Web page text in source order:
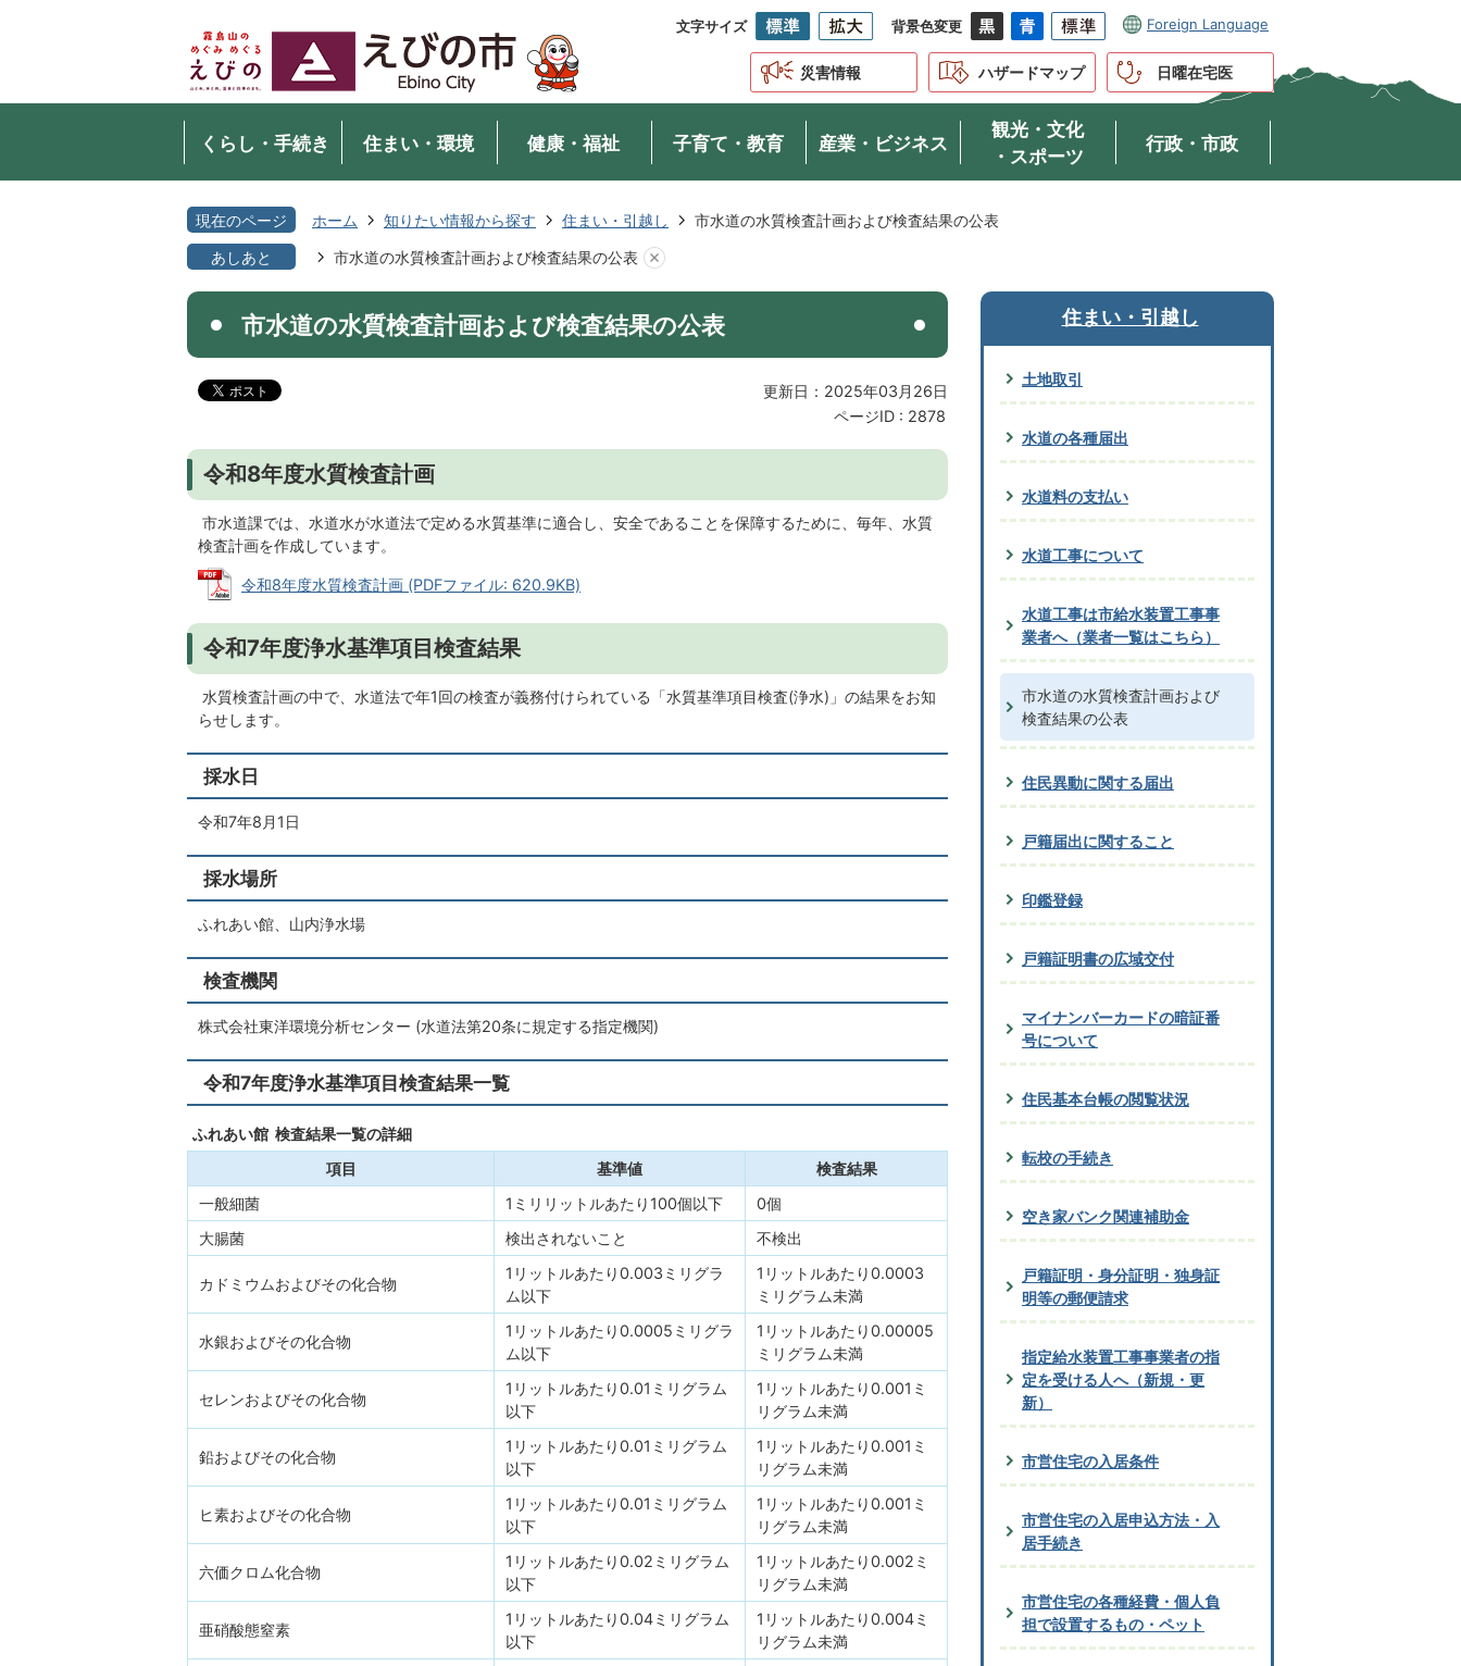
文字サイズ 背景色変更 Foreign Language
災害情報 ハザードマップ 日曜在宅医
くらし・手続き 住まい・環境 健康・福祉 子育て・教育 産業・ビジネス
観光・文化
・スポーツ
行政・市政
現在のページ ホーム 知りたい情報から探す 住まい・引越し
市水道の水質検査計画および検査結果の公表
あしあと
市水道の水質検査計画および検査結果の公表
市水道の水質検査計画および検査結果の公表
更新日：2025年03月26日
ページID : 2878
令和8年度水質検査計画
市水道課では、水道水が水道法で定める水質基準に適合し、安全であることを保障するために、毎年、水質
検査計画を作成しています。
令和8年度水質検査計画 (PDFファイル: 620.9KB)
令和7年度浄水基準項目検査結果
水質検査計画の中で、水道法で年1回の検査が義務付けられている「水質基準項目検査(浄水)」の結果をお知
らせします。
採水日
令和7年8月1日
採水場所
ふれあい館、山内浄水場
検査機関
株式会社東洋環境分析センター (水道法第20条に規定する指定機関)
令和7年度浄水基準項目検査結果一覧
ふれあい館 検査結果一覧の詳細
項目
基準値
検査結果
一般細菌
1ミリリットルあたり100個以下
0個
大腸菌
検出されないこと 不検出
カドミウムおよびその化合物
1リットルあたり0.003ミリグラ
ム以下
1リットルあたり0.0003
ミリグラム未満
水銀およびその化合物
1リットルあたり0.0005ミリグラ
ム以下
1リットルあたり0.00005
ミリグラム未満
セレンおよびその化合物
1リットルあたり0.01ミリグラム
以下
1リットルあたり0.001ミ
リグラム未満
鉛およびその化合物
1リットルあたり0.01ミリグラム
以下
1リットルあたり0.001ミ
リグラム未満
ヒ素およびその化合物
1リットルあたり0.01ミリグラム
以下
1リットルあたり0.001ミ
リグラム未満
六価クロム化合物
1リットルあたり0.02ミリグラム
以下
1リットルあたり0.002ミ
リグラム未満
亜硝酸態窒素
1リットルあたり0.04ミリグラム
以下
1リットルあたり0.004ミ
リグラム未満
住まい・引越し
土地取引
水道の各種届出
水道料の支払い
水道工事について
水道工事は市給水装置工事事
業者へ（業者一覧はこちら）
市水道の水質検査計画および
検査結果の公表
住民異動に関する届出
戸籍届出に関すること
印鑑登録
戸籍証明書の広域交付
マイナンバーカードの暗証番
号について
住民基本台帳の閲覧状況
転校の手続き
空き家バンク関連補助金
戸籍証明・身分証明・独身証
明等の郵便請求
指定給水装置工事事業者の指
定を受ける人へ（新規・更
新）
市営住宅の入居条件
市営住宅の入居申込方法・入
居手続き
市営住宅の各種経費・個人負
担で設置するもの・ペット